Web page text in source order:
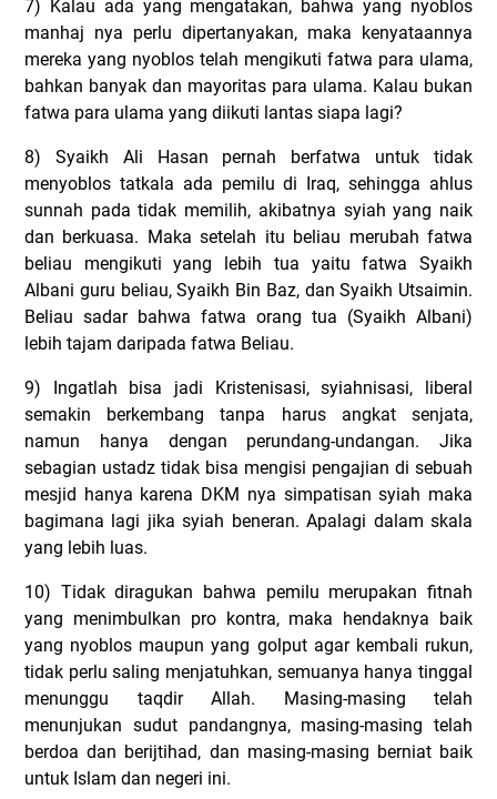
7) Kalau ada yang mengatakan, bahwa yang nyoblos
manhaj nya perlu dipertanyakan, maka kenyataannya
mereka yang nyoblos telah mengikuti fatwa para ulama,
bahkan banyak dan mayoritas para ulama. Kalau bukan
fatwa para ulama yang diikuti lantas siapa lagi?
8) Syaikh Ali Hasan pernah berfatwa untuk tidak
menyoblos tatkala ada pemilu di Iraq, sehingga ahlus
sunnah pada tidak memilih, akibatnya syiah yang naik
dan berkuasa. Maka setelah itu beliau merubah fatwa
beliau mengikuti yang lebih tua yaitu fatwa Syaikh
Albani guru beliau, Syaikh Bin Baz, dan Syaikh Utsaimin.
Beliau sadar bahwa fatwa orang tua (Syaikh Albani)
lebih tajam daripada fatwa Beliau.
9) Ingatlah bisa jadi Kristenisasi, syiahnisasi, liberal
semakin berkembang tanpa harus angkat senjata,
namun hanya dengan perundang-undangan. Jika
sebagian ustadz tidak bisa mengisi pengajian di sebuah
mesjid hanya karena DKM nya simpatisan syiah maka
bagimana lagi jika syiah beneran. Apalagi dalam skala
yang lebih luas.
10) Tidak diragukan bahwa pemilu merupakan fitnah
yang menimbulkan pro kontra, maka hendaknya baik
yang nyoblos maupun yang golput agar kembali rukun,
tidak perlu saling menjatuhkan, semuanya hanya tinggal
menunggu taqdir Allah. Masing-masing telah
menunjukan sudut pandangnya, masing-masing telah
berdoa dan berijtihad, dan masing-masing berniat baik
untuk Islam dan negeri ini.